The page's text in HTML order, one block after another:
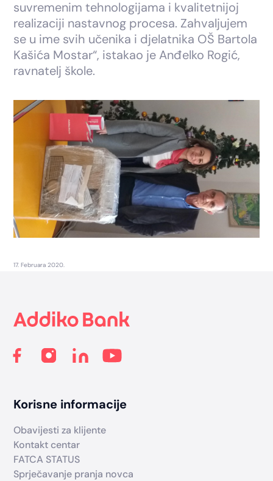
suvremenim tehnologijama i kvalitetnijoj
realizaciji nastavnog procesa. Zahvaljujem
se u ime svih učenika i djelatnika OŠ Bartola
Kašića Mostar“, istakao je Anđelko Rogić,
ravnatelj škole.
17. Februara 2020.
Korisne informacije
Obavijesti za klijente
Kontakt centar
FATCA STATUS
Sprječavanje pranja novca